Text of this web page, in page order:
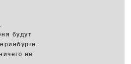
будут
не